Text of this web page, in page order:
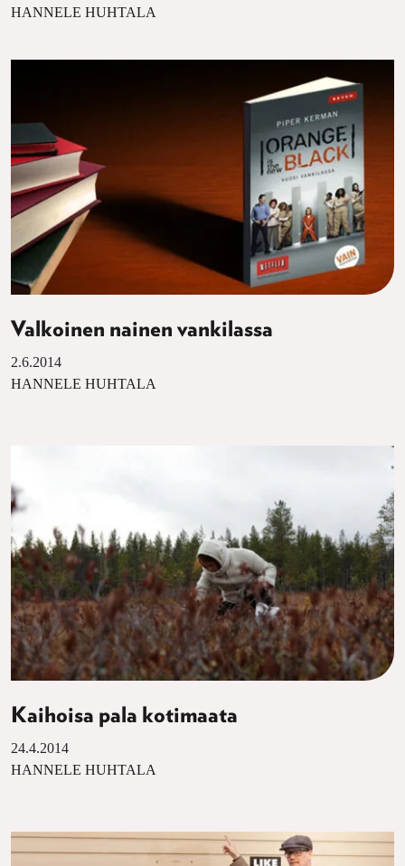
HANNELE HUHTALA
Valkoinen nainen vankilassa
2.6.2014
HANNELE HUHTALA
Kaihoisa pala kotimaata
24.4.2014
HANNELE HUHTALA